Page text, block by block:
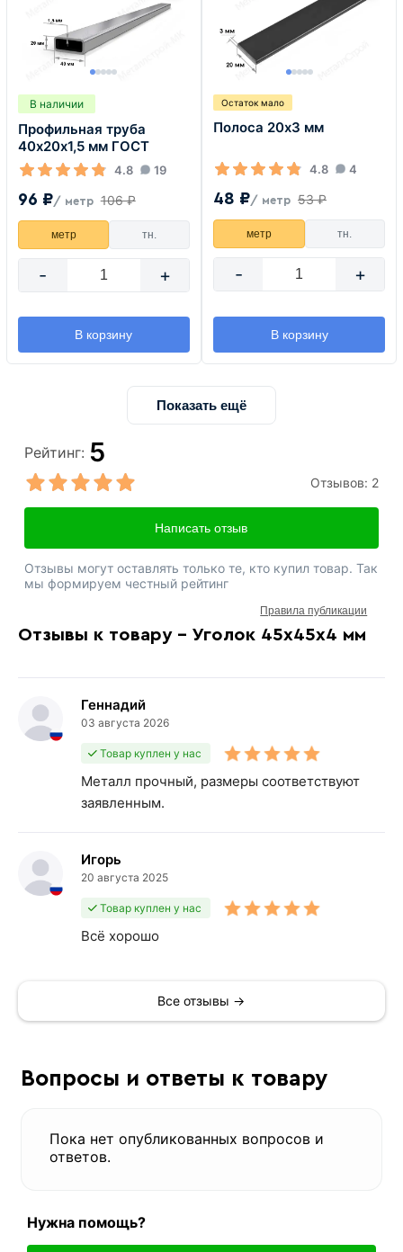
В наличии
Профильная труба
40х20х1,5 мм ГОСТ
4.8 19
96 ₽/ метр 106 ₽
метр тн.
- +
В корзину
Остаток мало
Полоса 20х3 мм
4.8 4
48 ₽/ метр 53 ₽
метр тн.
- +
В корзину
Показать ещё
Отзывы к товару - Уголок 45х45х4 мм
Геннадий
03 августа 2026
Товар куплен у нас
Металл прочный, размеры соответствуют
заявленным.
Игорь
20 августа 2025
Товар куплен у нас
Всё хорошо
Все отзывы →
Рейтинг: 5
Отзывов: 2
Написать отзыв
Отзывы могут оставлять только те, кто купил товар. Так
мы формируем честный рейтинг
Правила публикации
Вопросы и ответы к товару
Пока нет опубликованных вопросов и
ответов.
Нужна помощь?